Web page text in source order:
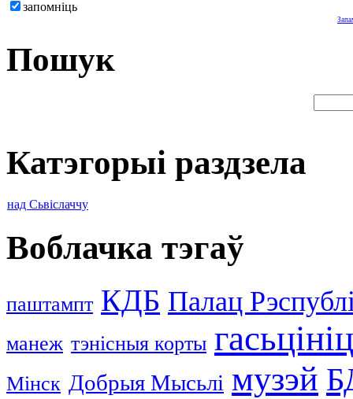
запомніць
Пошук
Катэгорыі раздзела
над Сьвіслаччу
Воблачка тэгаў
паштампт КДБ Палац
манеж тэнісныя корты
Мінск Добрыя Мысьлі музэй